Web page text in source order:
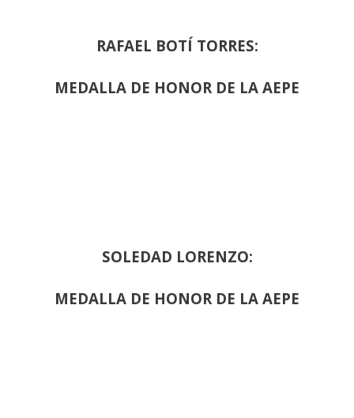
RAFAEL BOTÍ TORRES:
MEDALLA DE HONOR DE LA AEPE
SOLEDAD LORENZO:
MEDALLA DE HONOR DE LA AEPE